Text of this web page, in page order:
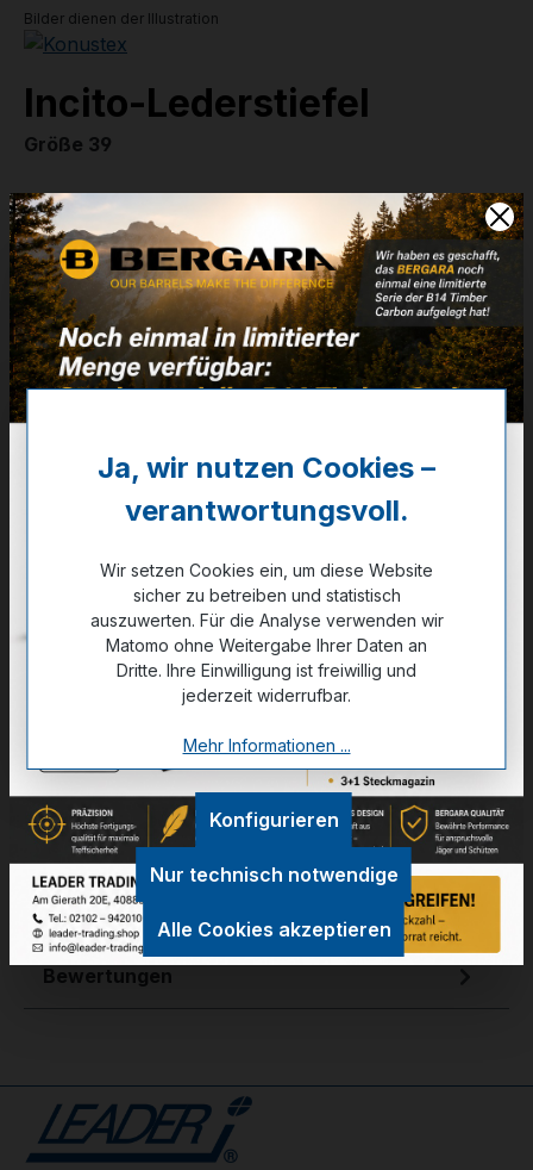
Bilder dienen der Illustration
Incito-Lederstiefel
Größe 39
Artikelnummer:
Weitere Informationen
✔Vibram-Sole
✔Höhe=14cm / Waterproof
165,00 €
✔ Auf Lager
Registrieren Sie sich jetzt.
auswählen
45 41 39 44 40
Technische Daten
GPSR Information
Bewertungen
Ja, wir nutzen Cookies –
verantwortungsvoll.
Wir setzen Cookies ein, um diese Website
sicher zu betreiben und statistisch
auszuwerten. Für die Analyse verwenden wir
Matomo ohne Weitergabe Ihrer Daten an
Dritte. Ihre Einwilligung ist freiwillig und
jederzeit widerrufbar.
Mehr Informationen ...
Nur technisch notwendige
Konfigurieren
Alle Cookies akzeptieren